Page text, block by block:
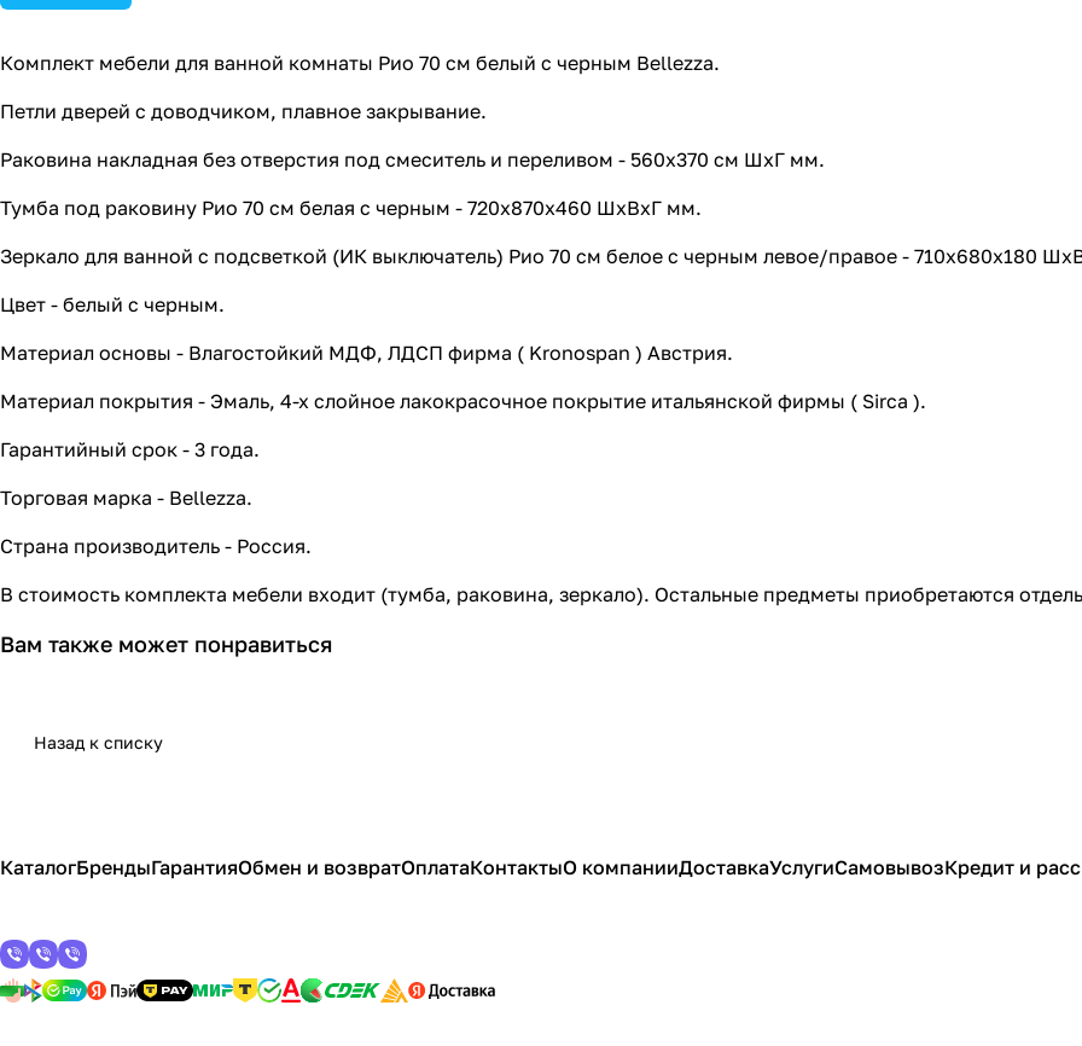
Комплект мебели для ванной комнаты Рио 70 см белый с черным Bellezza.
Петли дверей с доводчиком, плавное закрывание.
Раковина накладная без отверстия под смеситель и переливом - 560х370 см ШхГ мм.
Тумба под раковину Рио 70 см белая с черным - 720х870х460 ШхВхГ мм.
Зеркало для ванной с подсветкой (ИК выключатель) Рио 70 см белое с черным левое/правое - 710х680х180
Цвет - белый с черным.
Материал основы - Влагостойкий МДФ, ЛДСП фирма ( Kronospan ) Австрия.
Материал покрытия - Эмаль, 4-х слойное лакокрасочное покрытие итальянской фирмы ( Sirca ).
Гарантийный срок - 3 года.
Торговая марка - Bellezza.
Страна производитель - Россия.
В стоимость комплекта мебели входит (тумба, раковина, зеркало). Остальные предметы приобретаются
Вам также может понравиться
Назад к списку
КаталогБрендыГарантияОбмен и возвратОплатаКонтактыО компанииДоставкаУслугиСамовывозКредит и